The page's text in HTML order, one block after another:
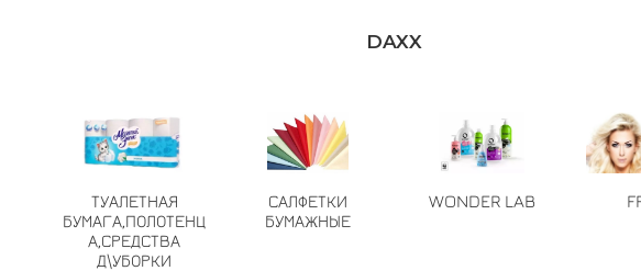
DAXX
ТУАЛЕТНАЯ
БУМАГА,ПОЛОТЕНЦ
А,СРЕДСТВА
Д\УБОРКИ
САЛФЕТКИ
БУМАЖНЫЕ
WONDER LAB